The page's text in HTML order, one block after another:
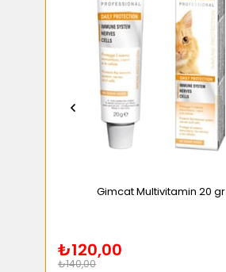
Gimcat Multivitamin 20 gr
₺120,00
₺140,00